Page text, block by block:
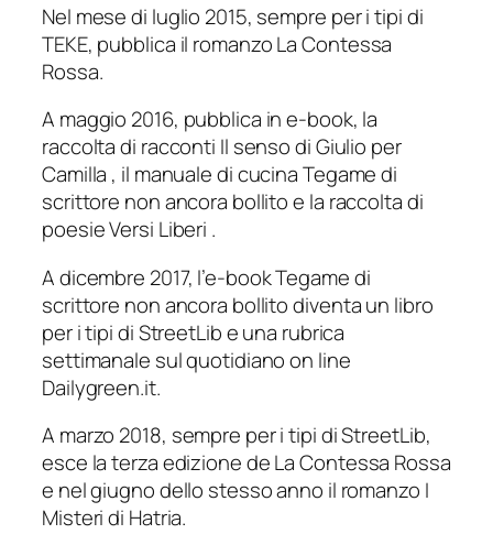
Nel mese di luglio 2015, sempre per i tipi di
TEKE, pubblica il romanzoLa Contessa
Rossa.
A maggio 2016, pubblica in e-book, la
raccolta di racconti Il senso di Giulio per
Camilla , il manuale di cucinaTegame di
scrittore non ancora bollitoe la raccolta di
poesieVersi Liberi .
A dicembre 2017, l’e-bookTegame di
scrittore non ancora bollitodiventa un libro
per i tipi di StreetLib e una rubrica
settimanale sul quotidiano on line
Dailygreen.it.
A marzo 2018, sempre per i tipi di StreetLib,
esce la terza edizione deLa Contessa Rossa
e nel giugno dello stesso anno il romanzo I
Misteri di Hatria.